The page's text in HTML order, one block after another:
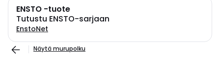
ENSTO -tuote
Tutustu ENSTO-sarjaan
EnstoNet
Näytä murupolku